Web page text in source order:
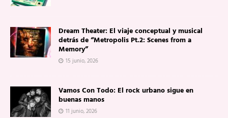
Dream Theater: El viaje conceptual y musical
detrás de “Metropolis Pt.2: Scenes from a
Memory”
15 junio, 2026
Vamos Con Todo: El rock urbano sigue en
buenas manos
11 junio, 2026